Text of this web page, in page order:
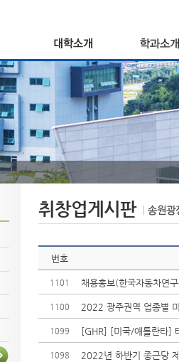
취창업게시판
번호
1101 채용홍보(한국자동차연
1100 2022 광주권역 업종별
1099 [GHR] [미국/애틀란타]
1098 2022년 하반기 종근당